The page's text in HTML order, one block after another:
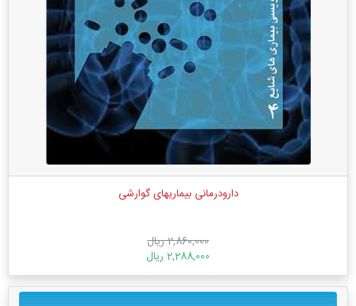
دارودرمانی بیماریهای گوارشی
2,860,000 ریال
2,288,000 ریال